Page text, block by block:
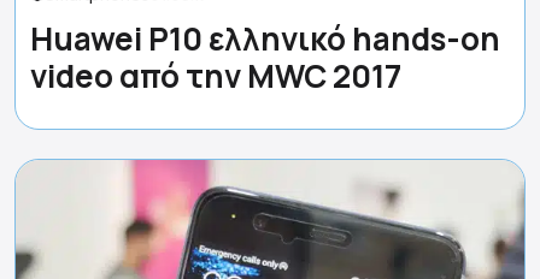
Huawei P10 ελληνικό hands-on
video από την MWC 2017